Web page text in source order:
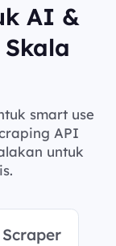
AI &
smart use
API
untuk